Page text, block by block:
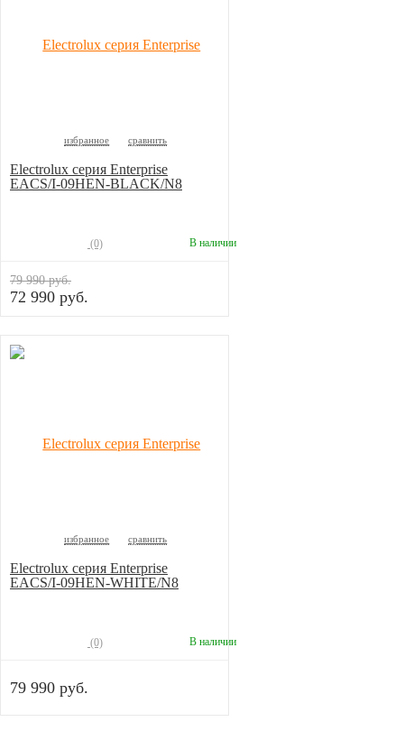
избранное сравнить
Electrolux серия Enterprise
EACS/I-09HEN-BLACK/N8
(0) В наличии
79 990 руб.
72 990 руб.
избранное сравнить
Electrolux серия Enterprise
EACS/I-09HEN-WHITE/N8
(0) В наличии
79 990 руб.